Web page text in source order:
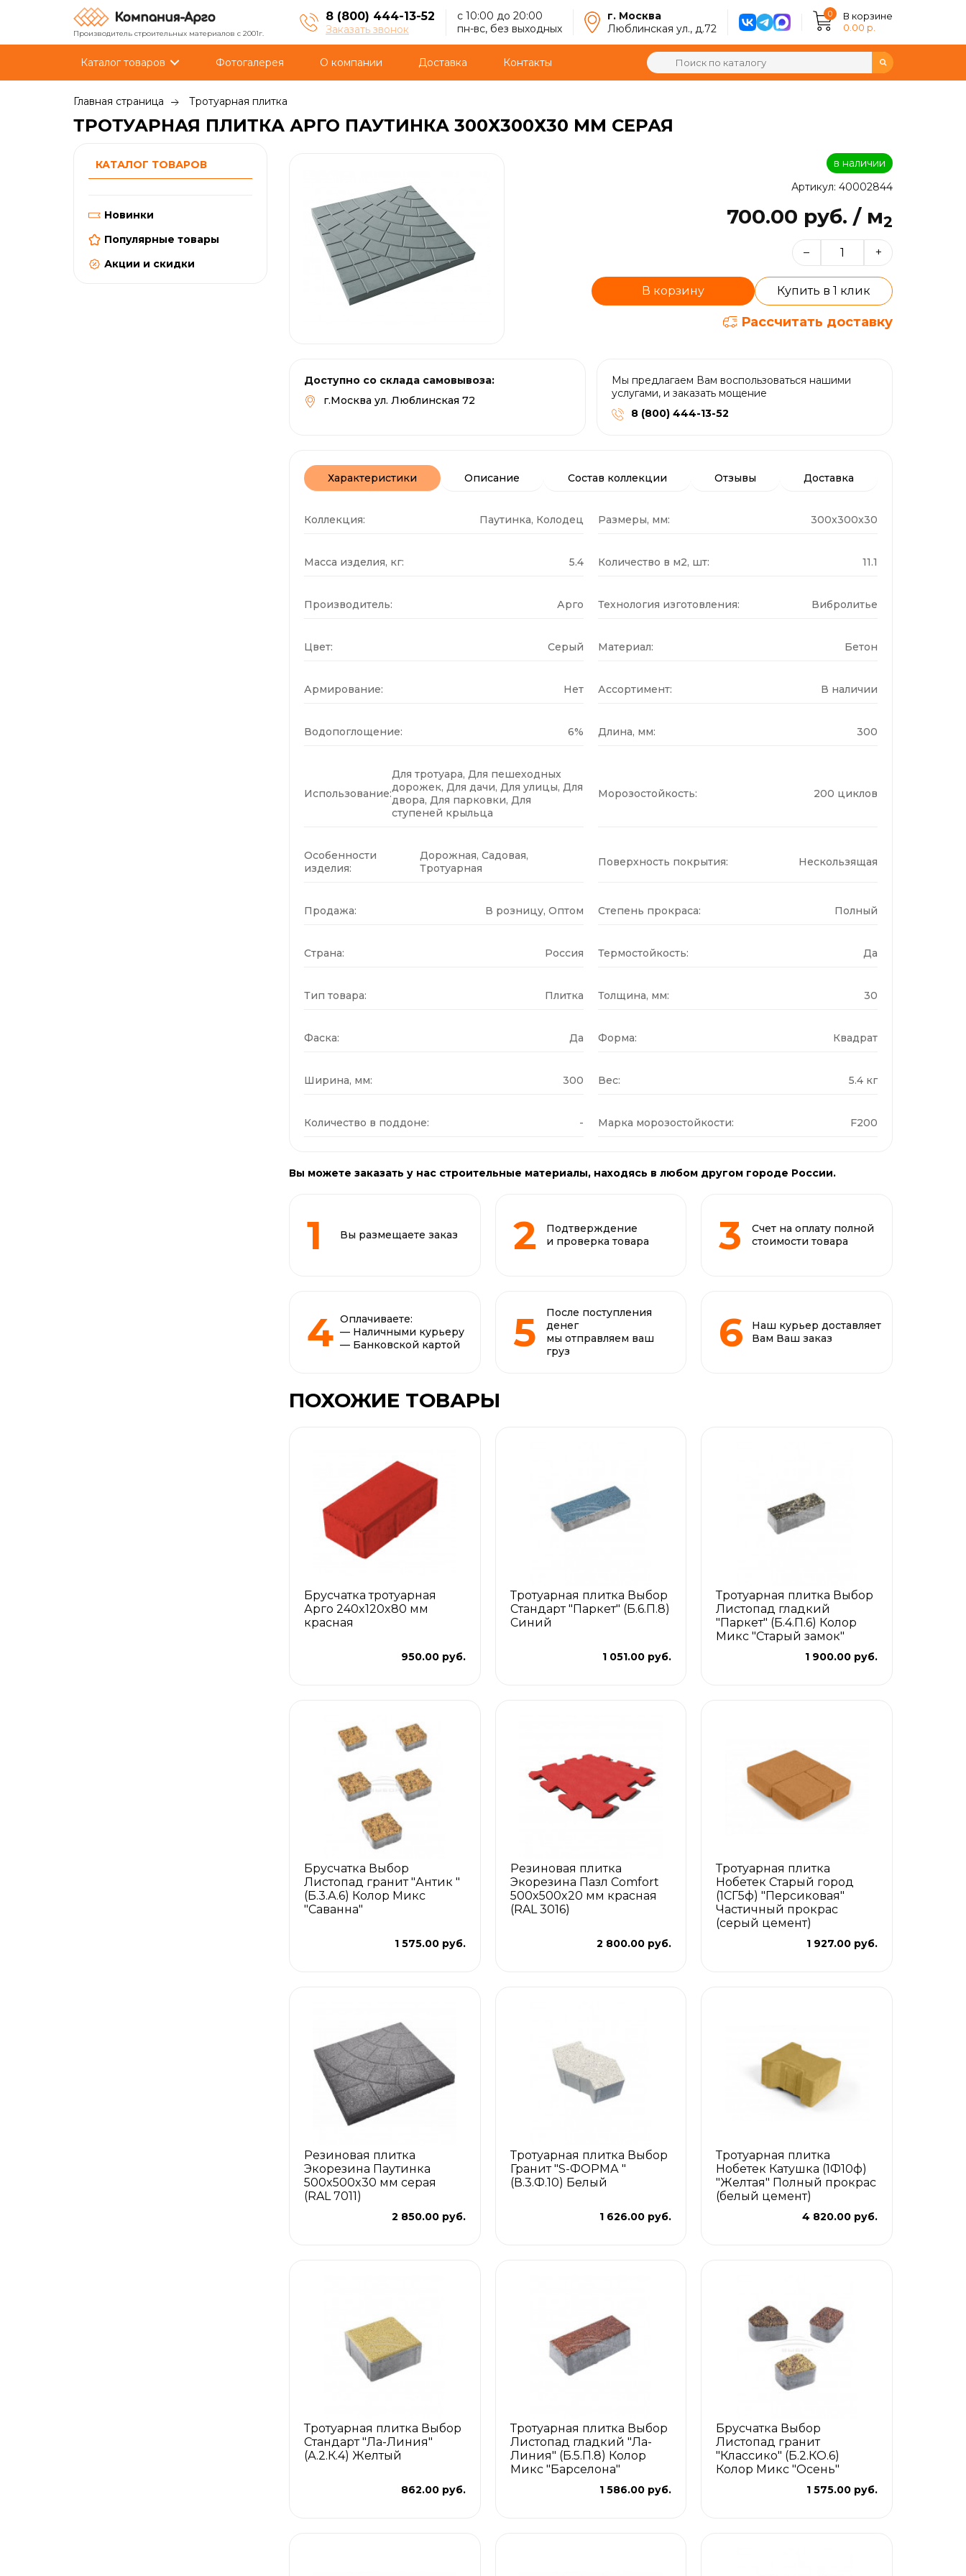
Производитель строительных материалов с 2001г.
8 (800) 444-13-52
Заказать звонок
с 10:00 до 20:00
пн-вс, без выходных
г. Москва
Люблинская ул., д.72
0
В корзине
0.00 р.
Каталог товаров Фотогалерея О компании Доставка Контакты
Главная страница Тротуарная плитка
ТРОТУАРНАЯ ПЛИТКА АРГО ПАУТИНКА 300Х300Х30 ММ СЕРАЯ
КАТАЛОГ ТОВАРОВ
Новинки
Популярные товары
Акции и скидки
в наличии
Артикул: 40002844
700.00 руб. / м2
– +
В корзину Купить в 1 клик
Рассчитать доставку
Доступно со склада самовывоза:
г.Москва ул. Люблинская 72
Мы предлагаем Вам воспользоваться нашими
услугами, и заказать мощение
8 (800) 444-13-52
Характеристики Описание Состав коллекции Отзывы Доставка
Коллекция: Паутинка, Колодец Размеры, мм: 300x300x30
Масса изделия, кг: 5.4 Количество в м2, шт: 11.1
Производитель: Арго Технология изготовления: Вибролитье
Цвет: Серый Материал: Бетон
Армирование: Нет Ассортимент: В наличии
Водопоглощение: 6% Длина, мм: 300
Использование:
Для тротуара, Для пешеходных
дорожек, Для дачи, Для улицы, Для
двора, Для парковки, Для
ступеней крыльца
Морозостойкость: 200 циклов
Особенности
изделия:
Дорожная, Садовая,
Тротуарная
Поверхность покрытия: Нескользящая
Продажа: В розницу, Оптом Степень прокраса: Полный
Страна: Россия Термостойкость: Да
Тип товара: Плитка Толщина, мм: 30
Фаска: Да Форма: Квадрат
Ширина, мм: 300 Вес: 5.4 кг
Количество в поддоне: - Марка морозостойкости: F200
Вы можете заказать у нас строительные материалы, находясь в любом другом городе России.
Вы размещаете заказ
Подтверждение
и проверка товара
Счет на оплату полной
стоимости товара
Оплачиваете:
— Наличными курьеру
— Банковской картой
После поступления
денег
мы отправляем ваш
груз
Наш курьер доставляет
Вам Ваш заказ
ПОХОЖИЕ ТОВАРЫ
Брусчатка тротуарная
Арго 240x120x80 мм
красная
950.00 руб.
Тротуарная плитка Выбор
Стандарт "Паркет" (Б.6.П.8)
Синий
1 051.00 руб.
Тротуарная плитка Выбор
Листопад гладкий
"Паркет" (Б.4.П.6) Колор
Микс "Старый замок"
1 900.00 руб.
Брусчатка Выбор
Листопад гранит "Антик "
(Б.3.А.6) Колор Микс
"Саванна"
1 575.00 руб.
Резиновая плитка
Экорезина Пазл Comfort
500x500x20 мм красная
(RAL 3016)
2 800.00 руб.
Тротуарная плитка
Нобетек Старый город
(1СГ5ф) "Персиковая"
Частичный прокрас
(серый цемент)
1 927.00 руб.
Резиновая плитка
Экорезина Паутинка
500x500x30 мм серая
(RAL 7011)
2 850.00 руб.
Тротуарная плитка Выбор
Гранит "S-ФОРМА "
(В.3.Ф.10) Белый
1 626.00 руб.
Тротуарная плитка
Нобетек Катушка (1Ф10ф)
"Желтая" Полный прокрас
(белый цемент)
4 820.00 руб.
Тротуарная плитка Выбор
Стандарт "Ла-Линия"
(А.2.К.4) Желтый
862.00 руб.
Тротуарная плитка Выбор
Листопад гладкий "Ла-
Линия" (Б.5.П.8) Колор
Микс "Барселона"
1 586.00 руб.
Брусчатка Выбор
Листопад гранит
"Классико" (Б.2.КО.6)
Колор Микс "Осень"
1 575.00 руб.